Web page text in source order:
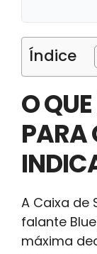
Índice
O
PARA
A Caixa de
falante
máxima